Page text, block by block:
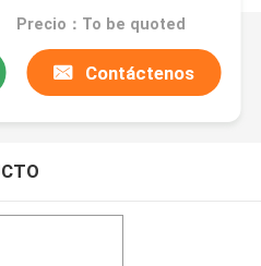
Precio：To be quoted
Contáctenos